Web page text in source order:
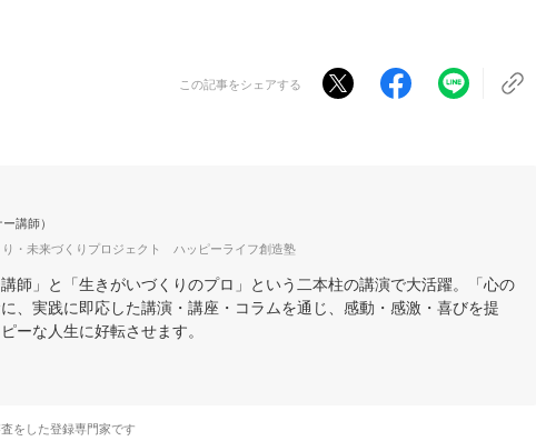
この記事をシェアする
ー講師）
り・未来づくりプロジェクト ハッピーライフ創造塾
講師」と「生きがいづくりのプロ」という二本柱の講演で大活躍。「心の
、実践に即応した講演・講座・コラムを通じ、感動・感激・喜びを提
ーな人生に好転させます。
をした登録専門家です